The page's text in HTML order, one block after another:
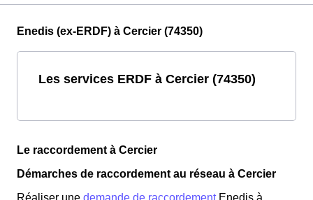
Enedis (ex-ERDF) à Cercier (74350)
Les services ERDF à Cercier (74350)
Le raccordement à Cercier
Démarches de raccordement au réseau à Cercier